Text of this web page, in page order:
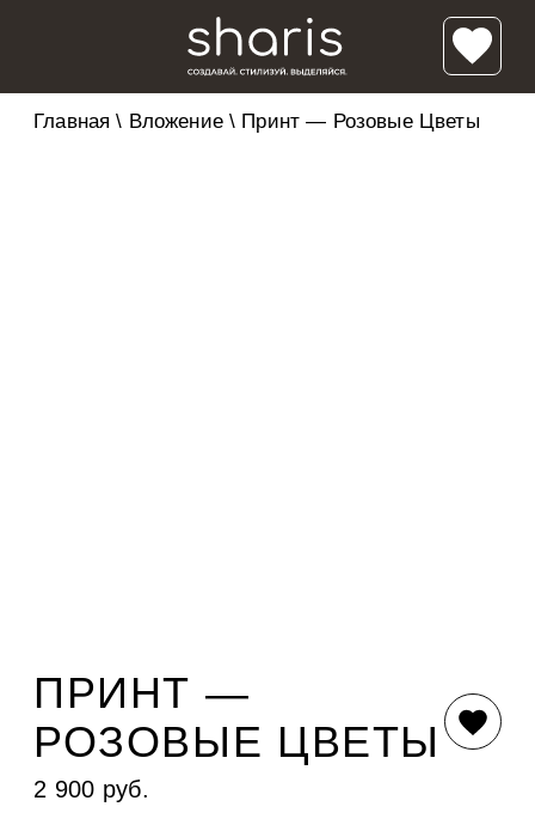
Главная \ Вложение\ Принт — Розовые Цветы
ПРИНТ —
РОЗОВЫЕ ЦВЕТЫ
2 900 руб.